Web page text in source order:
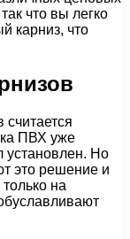
что вы легко
карниз, что
считается
ПВХ уже
установлен. Но
это решение и
на